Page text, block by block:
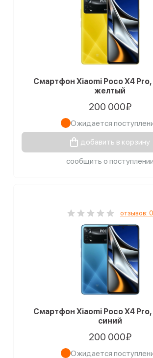
Смартфон Xiaomi Poco X4 Pro,
желтый
200 000₽
Ожидается
добавить в корзину
сообщить о поступлении
отзывов: 0
Смартфон Xiaomi Poco X4 Pro,
синий
200 000₽
Ожидается